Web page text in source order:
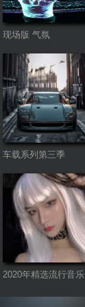
现场版 气氛
车载系列第三季
2020年精选流行音乐